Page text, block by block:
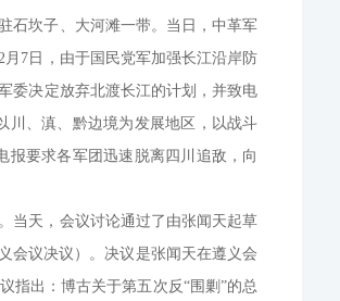
石坎子、大河滩一带。当日，中革军
7日，由于国民党军加强长江沿岸防
委决定放弃北渡长江的计划，并致电
川、滇、黔边境为发展地区，以战斗
报要求各军团迅速脱离四川追敌，向
当天，会议讨论通过了由张闻天起草
会议决议）。决议是张闻天在遵义会
指出：博古关于第五次反“围剿”的总